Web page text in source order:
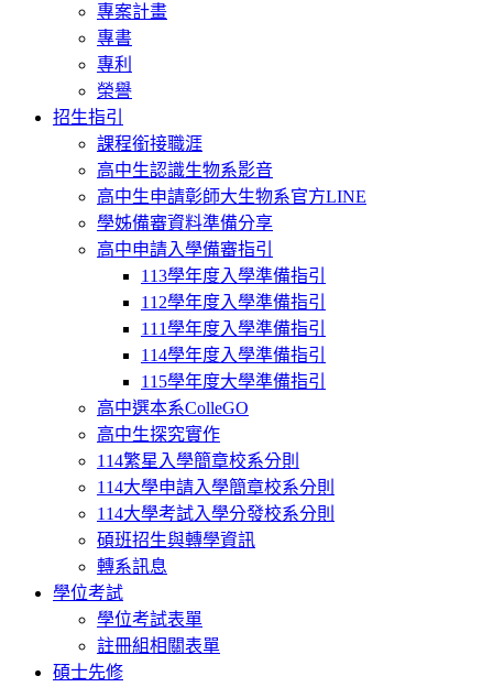
專案計畫
專書
專利
榮譽
招生指引
課程銜接職涯
高中生認識生物系影音
高中生申請彰師大生物系官方LINE
學姊備審資料準備分享
高中申請入學備審指引
113學年度入學準備指引
112學年度入學準備指引
111學年度入學準備指引
114學年度入學準備指引
115學年度大學準備指引
高中選本系ColleGO
高中生探究實作
114繁星入學簡章校系分則
114大學申請入學簡章校系分則
114大學考試入學分發校系分則
碩班招生與轉學資訊
轉系訊息
學位考試
學位考試表單
註冊組相關表單
碩士先修